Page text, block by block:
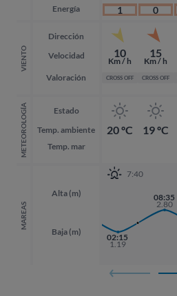
Energía
VIENTO
Dirección
Velocidad
Valoración
METEOROLOGÍA
Estado
Temp. ambiente
Temp. mar
MAREAS
Alta (m)
Baja (m)
1
10
Km / h
CROSS OFF
20 ºC
0
15
Km / h
CROSS OFF
19 ºC
7:40
20:01
02:15
1.19
08:35
2.80